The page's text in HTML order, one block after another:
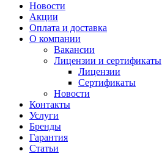
Новости
Акции
Оплата и доставка
О компании
Вакансии
Лицензии и сертификаты
Лицензии
Сертификаты
Новости
Контакты
Услуги
Бренды
Гарантия
Статьи